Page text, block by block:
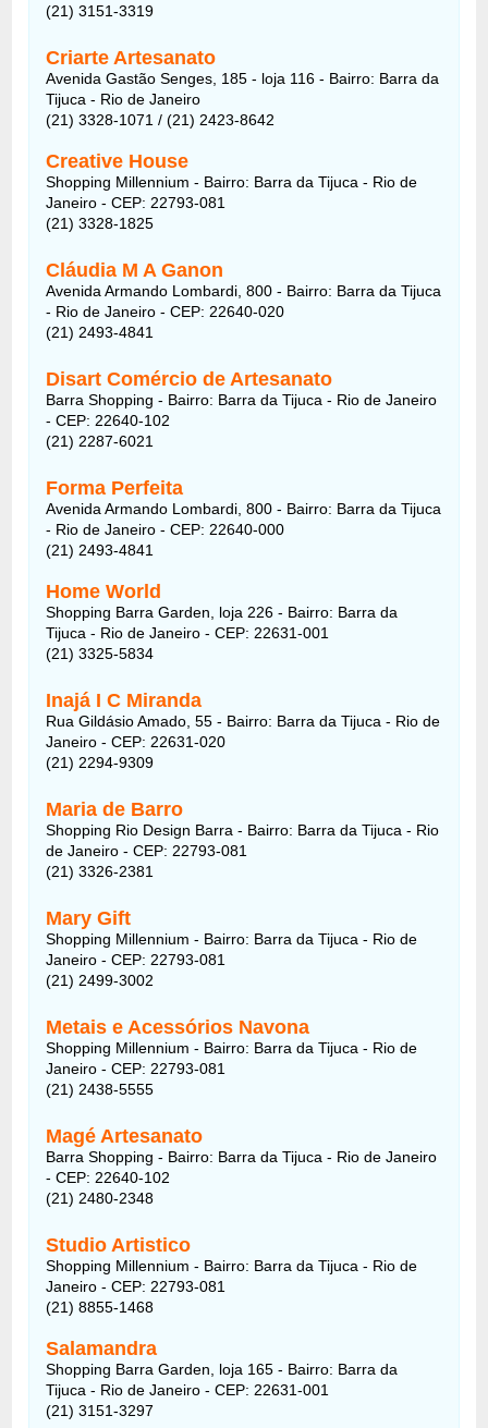
(21) 3151-3319
Criarte Artesanato
Avenida Gastão Senges, 185 - loja 116 - Bairro: Barra da
Tijuca - Rio de Janeiro
(21) 3328-1071 / (21) 2423-8642
Creative House
Shopping Millennium - Bairro: Barra da Tijuca - Rio de
Janeiro - CEP: 22793-081
(21) 3328-1825
Cláudia M A Ganon
Avenida Armando Lombardi, 800 - Bairro: Barra da Tijuca
- Rio de Janeiro - CEP: 22640-020
(21) 2493-4841
Disart Comércio de Artesanato
Barra Shopping - Bairro: Barra da Tijuca - Rio de Janeiro
- CEP: 22640-102
(21) 2287-6021
Forma Perfeita
Avenida Armando Lombardi, 800 - Bairro: Barra da Tijuca
- Rio de Janeiro - CEP: 22640-000
(21) 2493-4841
Home World
Shopping Barra Garden, loja 226 - Bairro: Barra da
Tijuca - Rio de Janeiro - CEP: 22631-001
(21) 3325-5834
Inajá I C Miranda
Rua Gildásio Amado, 55 - Bairro: Barra da Tijuca - Rio de
Janeiro - CEP: 22631-020
(21) 2294-9309
Maria de Barro
Shopping Rio Design Barra - Bairro: Barra da Tijuca - Rio
de Janeiro - CEP: 22793-081
(21) 3326-2381
Mary Gift
Shopping Millennium - Bairro: Barra da Tijuca - Rio de
Janeiro - CEP: 22793-081
(21) 2499-3002
Metais e Acessórios Navona
Shopping Millennium - Bairro: Barra da Tijuca - Rio de
Janeiro - CEP: 22793-081
(21) 2438-5555
Magé Artesanato
Barra Shopping - Bairro: Barra da Tijuca - Rio de Janeiro
- CEP: 22640-102
(21) 2480-2348
Studio Artistico
Shopping Millennium - Bairro: Barra da Tijuca - Rio de
Janeiro - CEP: 22793-081
(21) 8855-1468
Salamandra
Shopping Barra Garden, loja 165 - Bairro: Barra da
Tijuca - Rio de Janeiro - CEP: 22631-001
(21) 3151-3297